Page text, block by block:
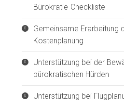
Bürokratie-Checkliste
Gemeinsame Erarbeitung
Kostenplanung
Unterstützung bei der
bürokratischen Hürden
Unterstützung bei